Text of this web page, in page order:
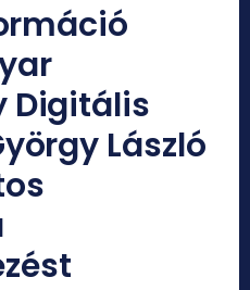
Digitális
László